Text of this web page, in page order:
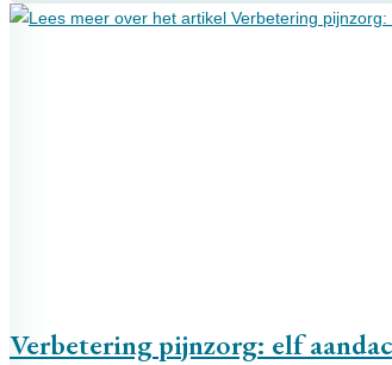
Verbetering pijnzorg: elf